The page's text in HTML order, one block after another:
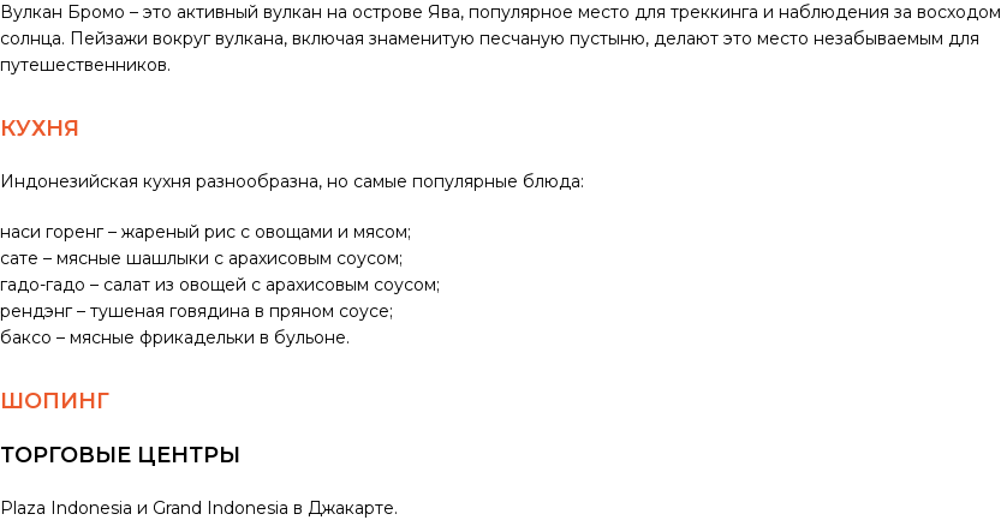
Вулкан Бромо – это активный вулкан на острове Ява, популярное место для треккинга и наблюдения за восходом
солнца. Пейзажи вокруг вулкана, включая знаменитую песчаную пустыню, делают это место незабываемым для
путешественников.
КУХНЯ
Индонезийская кухня разнообразна, но самые популярные блюда:
наси горенг – жареный рис с овощами и мясом;
сате – мясные шашлыки с арахисовым соусом;
гадо-гадо – салат из овощей с арахисовым соусом;
рендэнг – тушеная говядина в пряном соусе;
баксо – мясные фрикадельки в бульоне.
ШОПИНГ
ТОРГОВЫЕ ЦЕНТРЫ
Plaza Indonesia и Grand Indonesia в Джакарте.